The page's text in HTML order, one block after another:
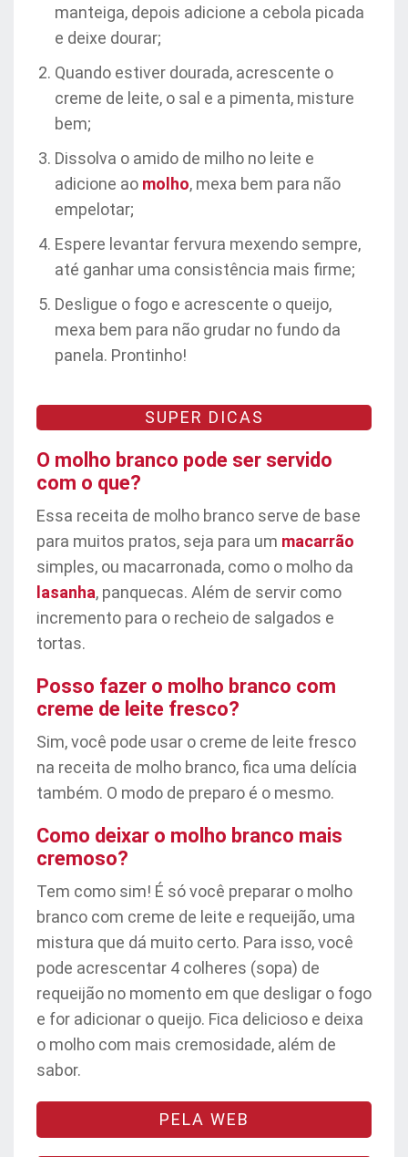
manteiga, depois adicione a cebola picada
e deixe dourar;
Quando estiver dourada, acrescente o
creme de leite, o sal e a pimenta, misture
bem;
Dissolva o amido de milho no leite e
adicione ao molho, mexa bem para não
empelotar;
Espere levantar fervura mexendo sempre,
até ganhar uma consistência mais firme;
Desligue o fogo e acrescente o queijo,
mexa bem para não grudar no fundo da
panela. Prontinho!
SUPER DICAS
O molho branco pode ser servido
com o que?
Essa receita de molho branco serve de base
para muitos pratos, seja para um macarrão
simples, ou macarronada, como o molho da
lasanha, panquecas. Além de servir como
incremento para o recheio de salgados e
tortas.
Posso fazer o molho branco com
creme de leite fresco?
Sim, você pode usar o creme de leite fresco
na receita de molho branco, fica uma delícia
também. O modo de preparo é o mesmo.
Como deixar o molho branco mais
cremoso?
Tem como sim! É só você preparar o molho
branco com creme de leite e requeijão, uma
mistura que dá muito certo. Para isso, você
pode acrescentar 4 colheres (sopa) de
requeijão no momento em que desligar o fogo
e for adicionar o queijo. Fica delicioso e deixa
o molho com mais cremosidade, além de
sabor.
PELA WEB